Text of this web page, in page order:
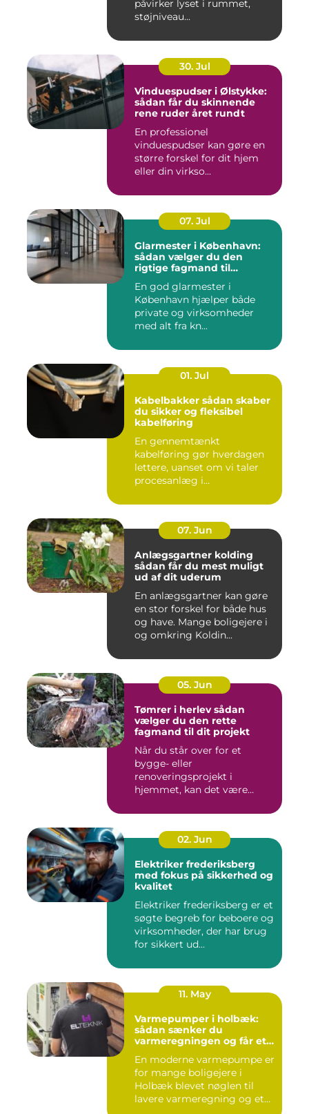
påvirker lyset i rummet,
støjniveau...
30. Jul
Vinduespudser i Ølstykke:
sådan får du skinnende
rene ruder året rundt
En professionel
vinduespudser kan gøre en
større forskel for dit hjem
eller din virkso...
07. Jul
Glarmester i København:
sådan vælger du den
rigtige fagmand til
En god glarmester i
København hjælper både
private og virksomheder
med alt fra kn...
01. Jul
Kabelbakker sådan skaber
du sikker og fleksibel
kabelføring
En gennemtænkt
kabelføring gør hverdagen
lettere, uanset om vi taler
procesanlæg i
07. Jun
Anlægsgartner kolding
sådan får du mest muligt
ud af dit uderum
En anlægsgartner kan gøre
en stor forskel for både hus
og have. Mange boligejere i
og omkring Koldin...
05. Jun
Tømrer i herlev sådan
vælger du den rette
fagmand til dit projekt
Når du står over for et
bygge- eller
renoveringsprojekt i
hjemmet, kan det være
02. Jun
Elektriker frederiksberg
med fokus på sikkerhed og
kvalitet
Elektriker frederiksberg er et
søgte begreb for beboere og
virksomheder, der har brug
for sikkert ud...
11. May
Varmepumper i holbæk:
sådan sænker du
varmeregningen og får et
En moderne varmepumpe er
for mange boligejere i
Holbæk blevet nøglen til
lavere varmeregning og et